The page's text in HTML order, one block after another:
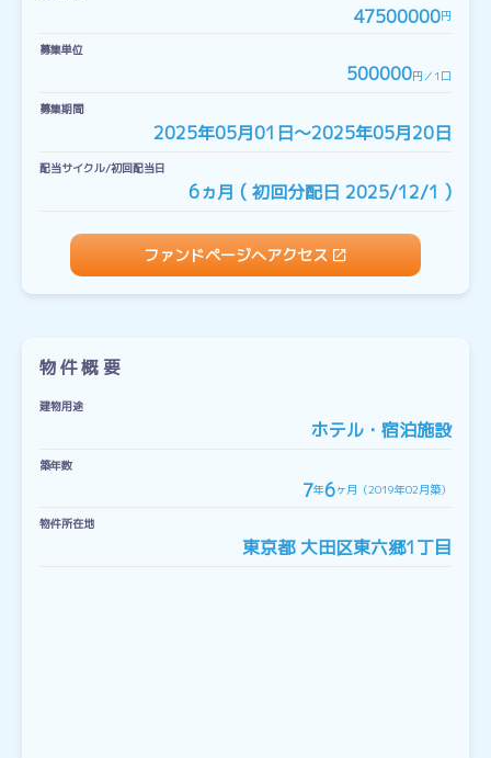
47500000円
募集単位
500000円／1口
募集期間
2025年05月01日〜2025年05月20日
配当サイクル/初回配当日
6ヵ月 ( 初回分配日 2025/12/1 )
ファンドページへアクセス
物件概要
建物用途
ホテル・宿泊施設
築年数
7年6ヶ月（2019年02月築）
物件所在地
東京都 大田区東六郷1丁目